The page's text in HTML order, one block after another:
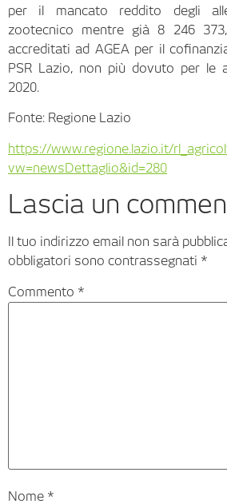
per il mancato reddito degli
zootecnico mentre già 8 246
accreditati ad AGEA per il
PSR Lazio, non più dovuto per le
2020.
Fonte: Regione Lazio
https://www.regione.lazio.it/
vw=newsDettaglio&id=280
Lascia un
Il tuo indirizzo email non sarà
obbligatori sono contrassegnati *
Commento *
Nome *